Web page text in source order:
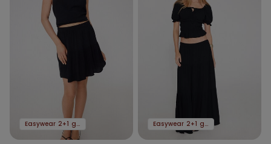
Easywear 2+1 gratis Easywear 2+1 gratis